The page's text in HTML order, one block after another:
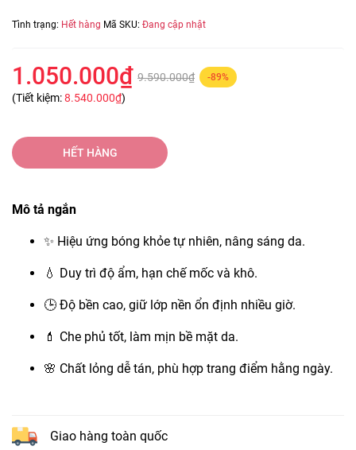
Tình trạng: Hết hàng Mã SKU: Đang cập nhật
1.050.000₫ 9.590.000₫ -89%
(Tiết kiệm:8.540.000₫)
HẾT HÀNG
Mô tả ngắn
✨ Hiệu ứng bóng khỏe tự nhiên, nâng sáng da.
💧 Duy trì độ ẩm, hạn chế mốc và khô.
🕒 Độ bền cao, giữ lớp nền ổn định nhiều giờ.
💄 Che phủ tốt, làm mịn bề mặt da.
🌸 Chất lỏng dễ tán, phù hợp trang điểm hằng ngày.
Giao hàng toàn quốc